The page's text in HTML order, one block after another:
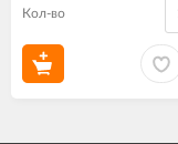
Кол-во